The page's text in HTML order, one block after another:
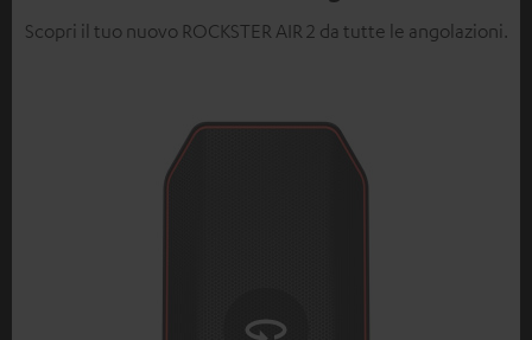
Scopri il tuo nuovo ROCKSTER AIR 2 da tutte le angolazioni.